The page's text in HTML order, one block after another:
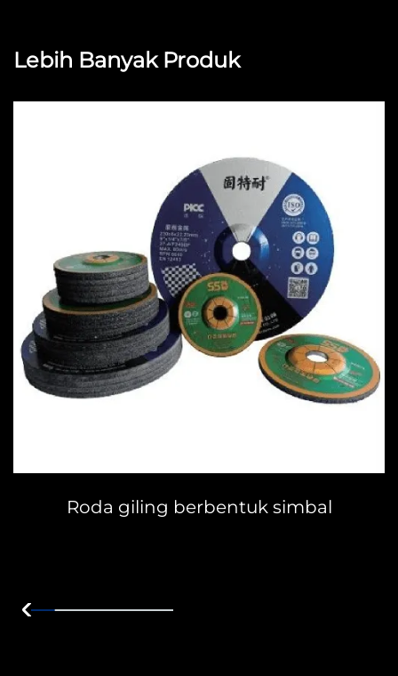
Lebih Banyak Produk
Roda giling berbentuk simbal